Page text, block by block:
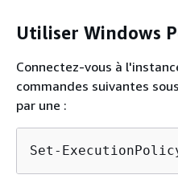
Utiliser Windows
Connectez-vous à
commandes suivantes
par une :
Set-